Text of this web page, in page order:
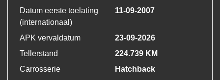
Datum eerste toelating
(internationaal)
11-09-2007
APK vervaldatum
23-09-2026
Tellerstand
224.739 KM
Carrosserie
Hatchback